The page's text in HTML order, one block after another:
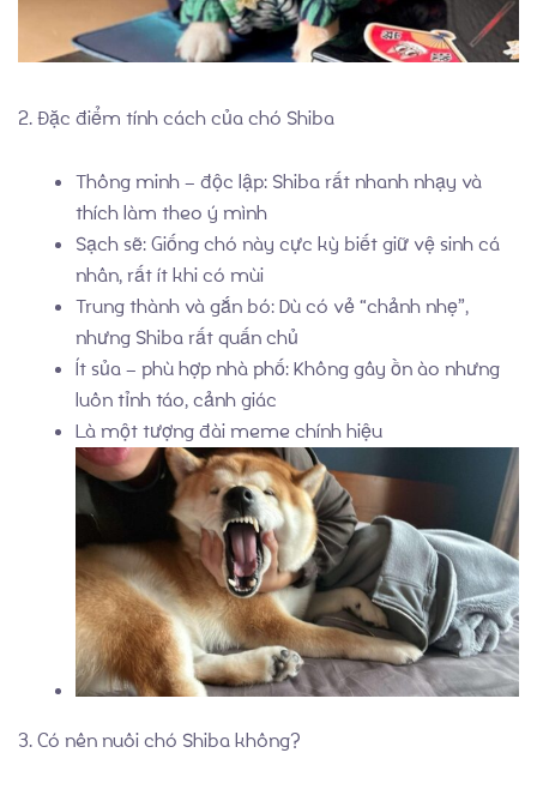
Liên Hệ
2. Đặc điểm tính cách của chó Shiba
Thông minh – độc lập: Shiba rất nhanh nhạy và
thích làm theo ý mình
Sạch sẽ: Giống chó này cực kỳ biết giữ vệ sinh cá
nhân, rất ít khi có mùi
Trung thành và gắn bó: Dù có vẻ “chảnh nhẹ”,
nhưng Shiba rất quấn chủ
Ít sủa – phù hợp nhà phố: Không gây ồn ào nhưng
luôn tỉnh táo, cảnh giác
Là một tượng đài meme chính hiệu
3. Có nên nuôi chó Shiba không?